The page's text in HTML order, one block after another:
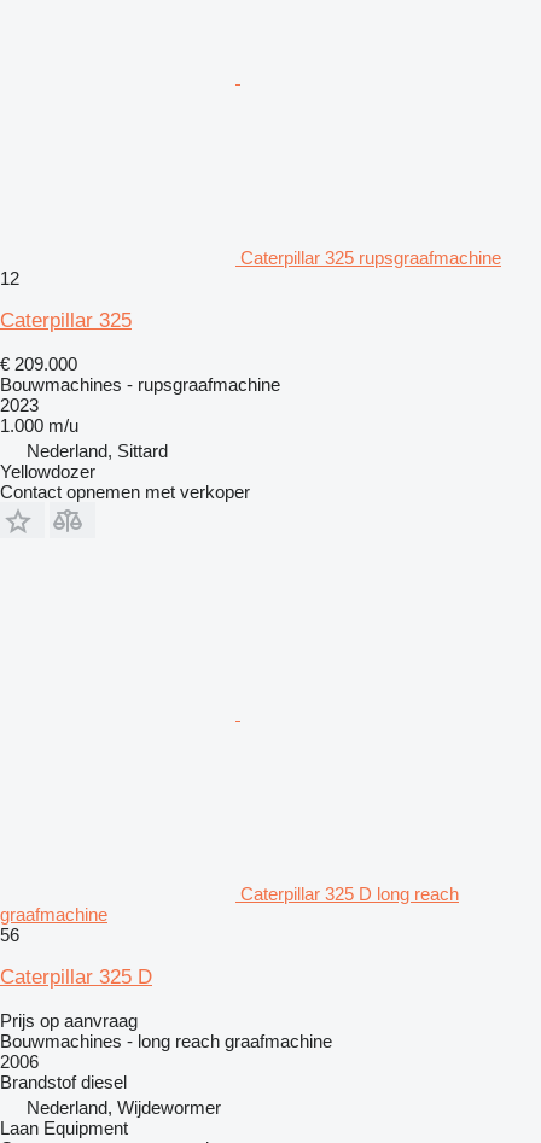
Caterpillar 325 rupsgraafmachine
12
Caterpillar 325
€ 209.000
Bouwmachines - rupsgraafmachine
2023
1.000 m/u
Nederland, Sittard
Yellowdozer
Contact opnemen met verkoper
Caterpillar 325 D long reach
graafmachine
56
Caterpillar 325 D
Prijs op aanvraag
Bouwmachines - long reach graafmachine
2006
Brandstof diesel
Nederland, Wijdewormer
Laan Equipment